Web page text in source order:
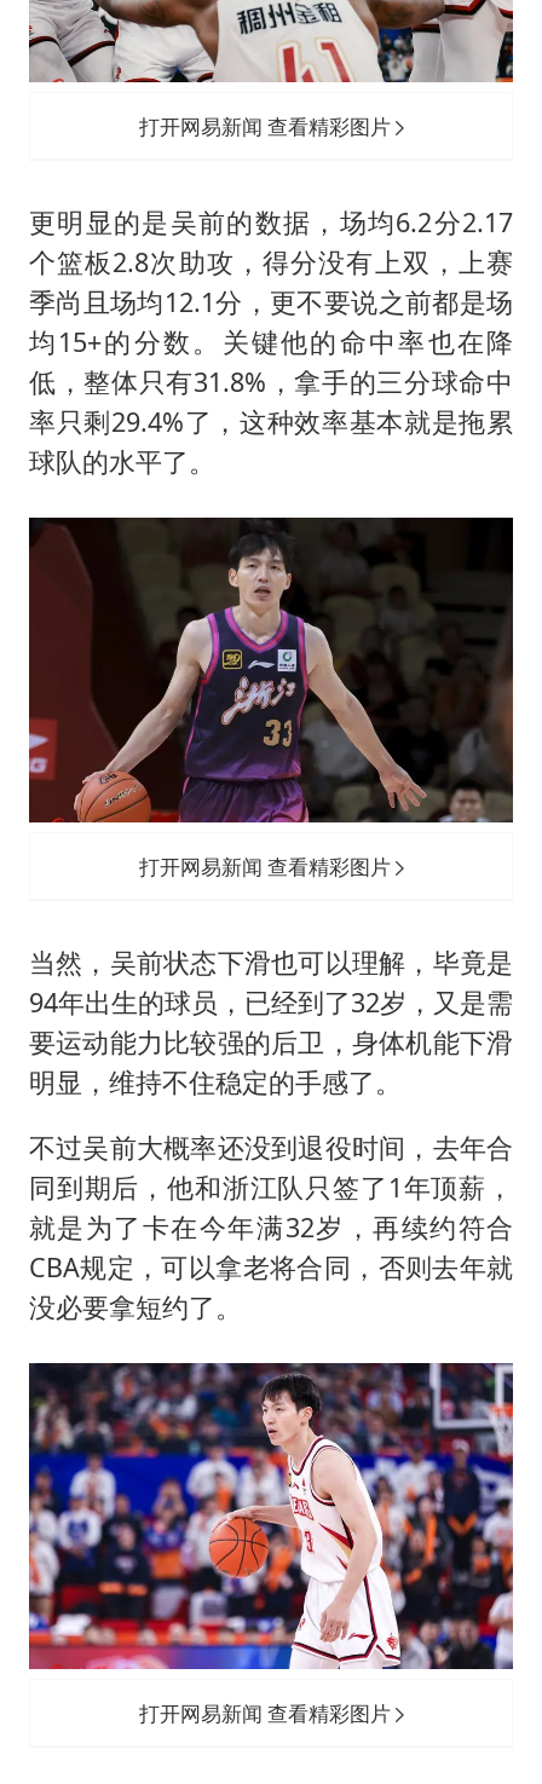
打开网易新闻 查看精彩图片
更明显的是吴前的数据，场均6.2分2.17
个篮板2.8次助攻，得分没有上双，上赛
季尚且场均12.1分，更不要说之前都是场
均15+的分数。关键他的命中率也在降
低，整体只有31.8%，拿手的三分球命中
率只剩29.4%了，这种效率基本就是拖累
球队的水平了。
打开网易新闻 查看精彩图片
当然，吴前状态下滑也可以理解，毕竟是
94年出生的球员，已经到了32岁，又是需
要运动能力比较强的后卫，身体机能下滑
明显，维持不住稳定的手感了。
不过吴前大概率还没到退役时间，去年合
同到期后，他和浙江队只签了1年顶薪，
就是为了卡在今年满32岁，再续约符合
CBA规定，可以拿老将合同，否则去年就
没必要拿短约了。
打开网易新闻 查看精彩图片